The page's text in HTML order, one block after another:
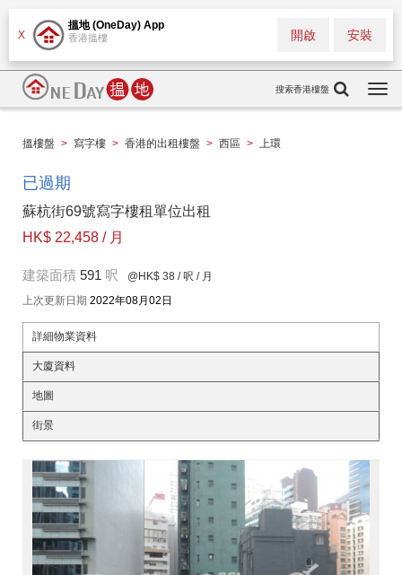
X
搵地 (OneDay) App
香港搵樓 安裝
開啟
搜索香港樓盤
搵樓盤 > 寫字樓 > 香港的出租樓盤 > 西區 > 上環
已過期
蘇杭街69號寫字樓租單位出租
HK$ 22,458 / 月
建築面積 591 呎 @HK$ 38 / 呎 / 月
上次更新日期 2022年08月02日
詳細物業資料
大廈資料
地圖
街景